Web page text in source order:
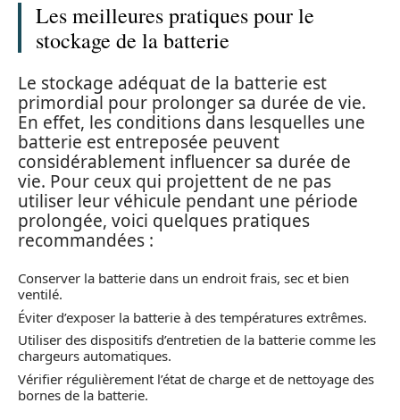
Les meilleures pratiques pour le
stockage de la batterie
Le stockage adéquat de la batterie est
primordial pour prolonger sa durée de vie.
En effet, les conditions dans lesquelles une
batterie est entreposée peuvent
considérablement influencer sa durée de
vie. Pour ceux qui projettent de ne pas
utiliser leur véhicule pendant une période
prolongée, voici quelques pratiques
recommandées :
Conserver la batterie dans un endroit frais, sec et bien
ventilé.
Éviter d’exposer la batterie à des températures extrêmes.
Utiliser des dispositifs d’entretien de la batterie comme les
chargeurs automatiques.
Vérifier régulièrement l’état de charge et de nettoyage des
bornes de la batterie.